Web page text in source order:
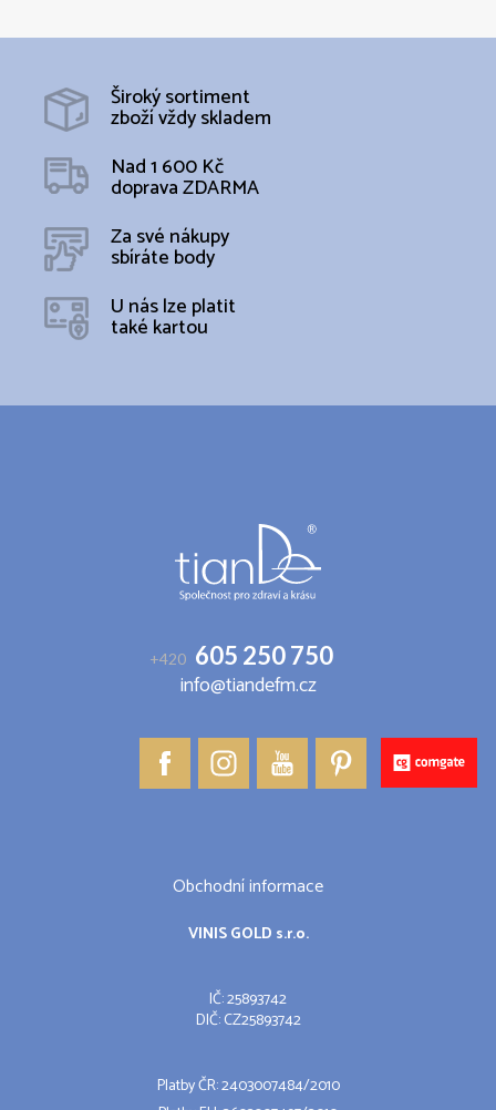
Široký sortiment
zboží vždy skladem
Nad 1 600 Kč
doprava ZDARMA
Za své nákupy
sbíráte body
U nás lze platit
také kartou
Z
+420 605 250 750
info@tiandefm.cz
Obchodní informace
VINIS GOLD s.r.o.
IČ: 25893742
DIČ: CZ25893742
Platby ČR: 2403007484/2010